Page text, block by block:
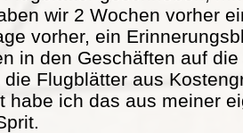
wir 2 Wochen vorher
vorher, ein
in den Geschäften auf
Flugblätter aus
habe ich das aus meiner